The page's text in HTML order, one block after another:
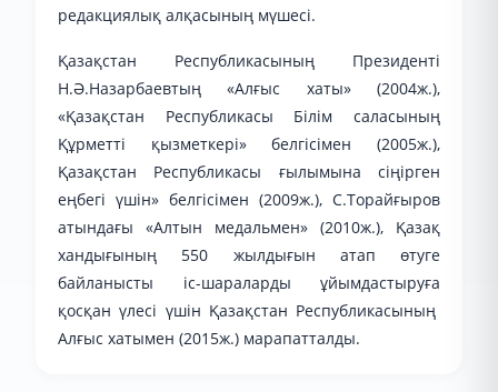
редакциялық алқасының мүшесі.
Қазақстан Республикасының Президенті
Н.Ә.Назарбаевтың «Алғыс хаты» (2004ж.),
«Қазақстан Республикасы Білім саласының
Құрметті қызметкері» белгісімен (2005ж.),
Қазақстан Республикасы ғылымына сіңірген
еңбегі үшін» белгісімен (2009ж.), С.Торайғыров
атындағы «Алтын медальмен» (2010ж.), Қазақ
хандығының 550 жылдығын атап өтуге
байланысты іс-шараларды ұйымдастыруға
қосқан үлесі үшін Қазақстан Республикасының
Алғыс хатымен (2015ж.) марапатталды.